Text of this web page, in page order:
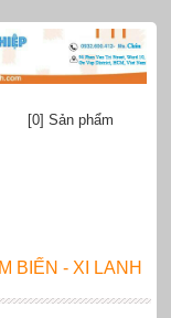
BIẾN - XI LANH
[0] Sản phẩm